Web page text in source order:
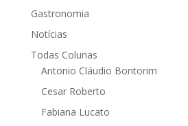
Gastronomia
Notícias
Todas Colunas
Antonio Cláudio Bontorim
Cesar Roberto
Fabiana Lucato